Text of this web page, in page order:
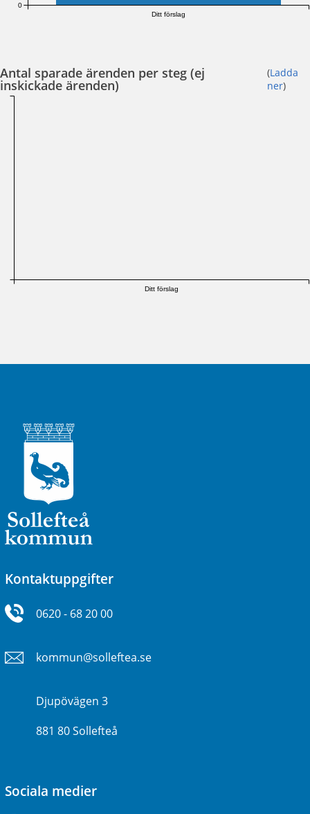
Ditt förslag
0
Antal sparade ärenden per steg (ej
inskickade ärenden)
(Ladda
ner)
Ditt förslag
Kontaktuppgifter
0620 - 68 20 00
kommun@solleftea.se
Djupövägen 3
881 80 Sollefteå
Sociala medier